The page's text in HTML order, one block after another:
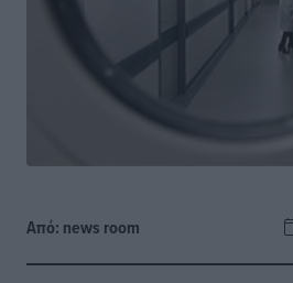
Από: news room